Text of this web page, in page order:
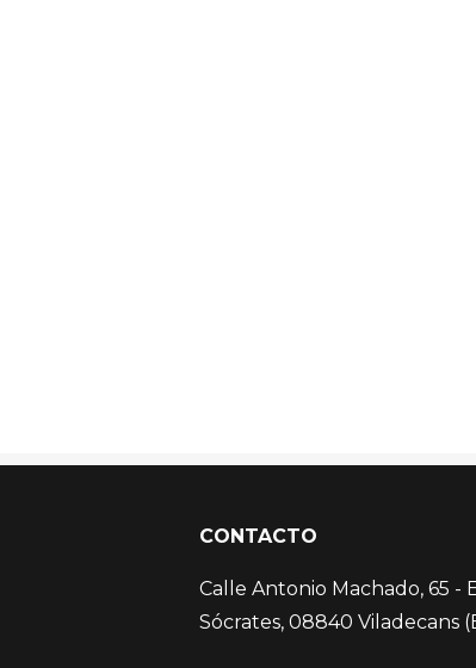
CONTACTO
Calle Antonio Machado, 65 -
Sócrates, 08840 Viladecans